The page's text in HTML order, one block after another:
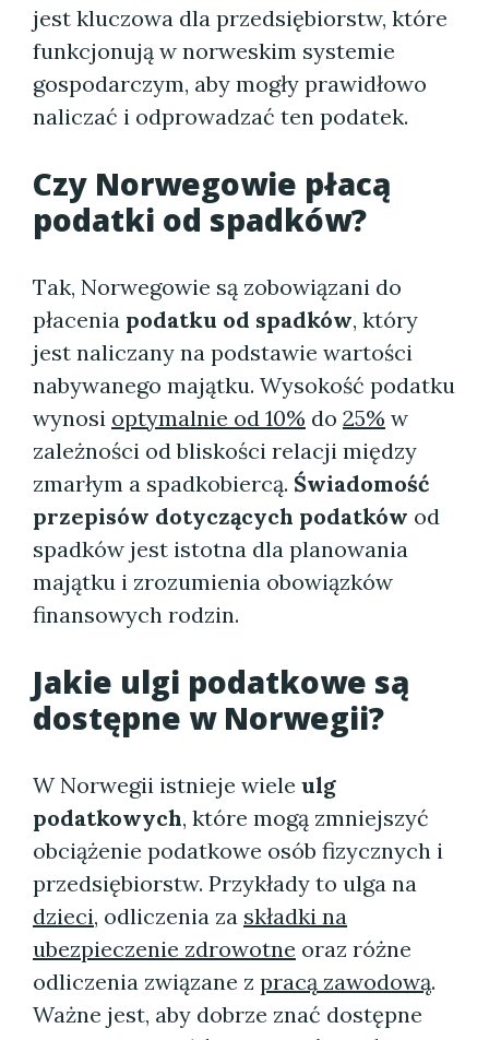
jest kluczowa dla przedsiębiorstw, które
funkcjonują w norweskim systemie
gospodarczym, aby mogły prawidłowo
naliczać i odprowadzać ten podatek.
Czy Norwegowie płacą
podatki od spadków?
Tak, Norwegowie są zobowiązani do
płacenia podatku od spadków, który
jest naliczany na podstawie wartości
nabywanego majątku. Wysokość podatku
wynosi optymalnie od 10% do 25% w
zależności od bliskości relacji między
zmarłym a spadkobiercą. Świadomość
przepisów dotyczących podatków od
spadków jest istotna dla planowania
majątku i zrozumienia obowiązków
finansowych rodzin.
Jakie ulgi podatkowe są
dostępne w Norwegii?
W Norwegii istnieje wiele ulg
podatkowych, które mogą zmniejszyć
obciążenie podatkowe osób fizycznych i
przedsiębiorstw. Przykłady to ulga na
dzieci, odliczenia za składki na
ubezpieczenie zdrowotne oraz różne
odliczenia związane z pracą zawodową.
Ważne jest, aby dobrze znać dostępne